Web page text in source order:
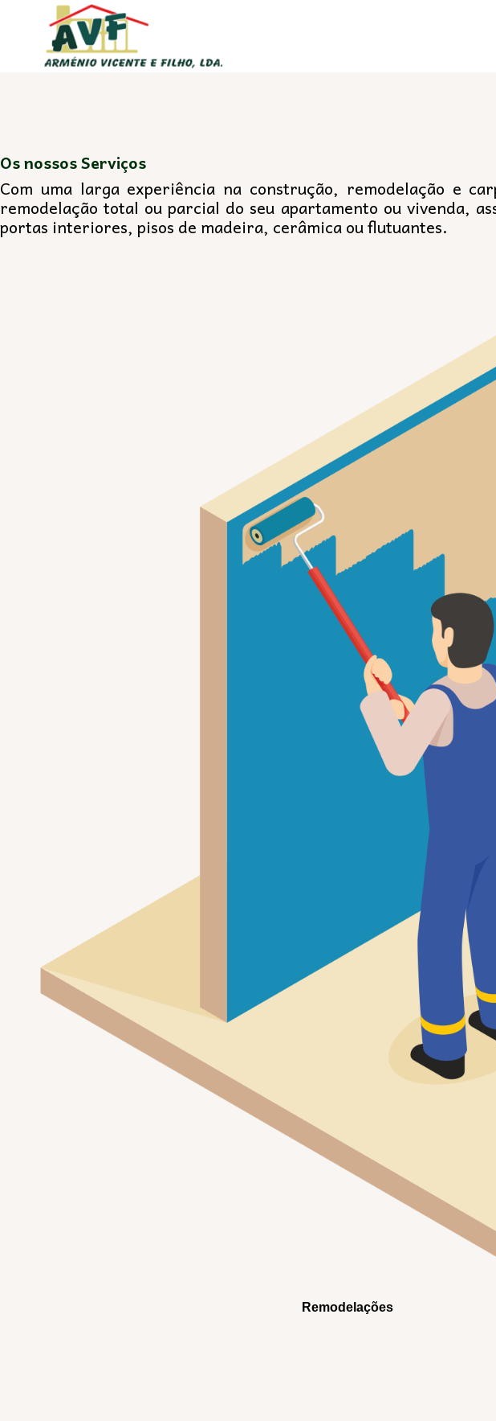
Os nossos Serviços
Com uma larga experiência na construção, remodelação e
remodelação total ou parcial do seu apartamento ou vivenda,
portas interiores, pisos de madeira, cerâmica ou flutuantes.
Remodelações